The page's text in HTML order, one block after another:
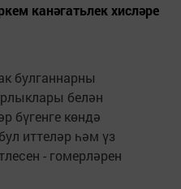
канәгатьлек хисләре
булганнарны
белән
бүгенге көндә
иттеләр һәм үз
- гомерләрен